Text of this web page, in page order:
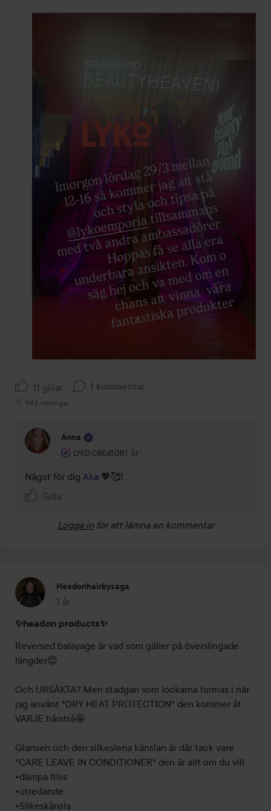
11 gillar 1 kommentar
943 visningar
Anna
LYKO CREATOR
Användarens roll: Lyko Creator.
1 år
Kommentaren lades 1 år
Något för dig Aka 💖🥰!
Gilla
Logga in för att lämna en kommentar
Headonhairbysaga
1 år
Inlägget skapades 1 år
✨headon products✨
Reversed balayage är vad som gäller på överslingade
längder😍
Och URSÄKTA? Men stadgan som lockarna formas i när
jag använt *DRY HEAT PROTECTION* den kommer åt
VARJE hårstrå🤩
Glansen och den silkeslena känslan är där tack vare
*CARE LEAVE IN CONDITIONER* den är allt om du vill
•dämpa friss
•utredande
•Silkeskänsla